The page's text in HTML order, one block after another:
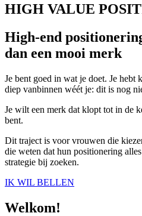
HIGH VALUE
High-end
dan een mooi merk
Je bent goed in wat je doet. Je hebt
diep vanbinnen wéét je: dit is nog
Je wilt een merk dat klopt tot in de
bent.
Dit traject is voor vrouwen die
die weten dat hun positionering
strategie bij zoeken.
IK WIL BELLEN
Welkom!